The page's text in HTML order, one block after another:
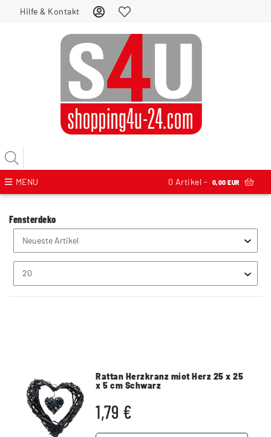
Hilfe & Kontakt
MENU 0 Artikel - 0,00 EUR
Fensterdeko
Rattan Herzkranz miot Herz 25 x 25
x 5 cm Schwarz
1,79 €